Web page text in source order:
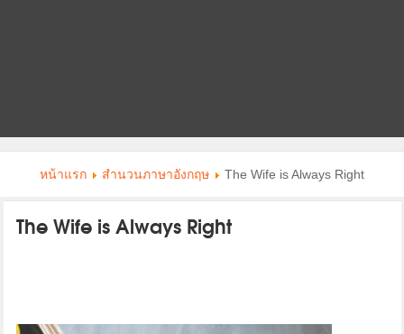
หน้าแรก สำนวนภาษาอังกฤษ The Wife is Always Right
The Wife is Always Right